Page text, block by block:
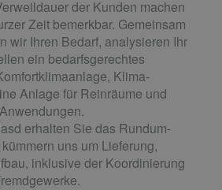
der Kunden machen
Zeit bemerkbar. Gemeinsam
wir Ihren Bedarf, analysieren Ihr
ein bedarfsgerechtes
Klima-
Anlage für Reinräume und
erhalten Sie das Rundum-
uns um Lieferung,
inklusive der Koordinierung